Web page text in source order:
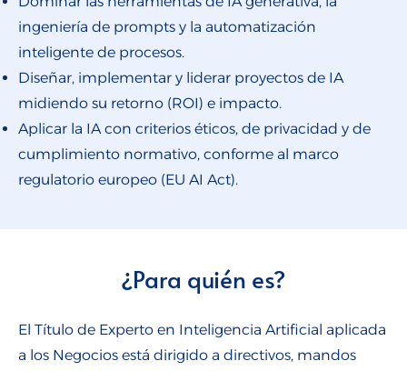
ingeniería de prompts y la automatización
inteligente de procesos.
Diseñar, implementar y liderar proyectos de IA
midiendo su retorno (ROI) e impacto.
Aplicar la IA con criterios éticos, de privacidad y de
cumplimiento normativo, conforme al marco
regulatorio europeo (EU AI Act).
¿Para quién es?
El Título de Experto en Inteligencia Artificial aplicada
a los Negocios está dirigido a directivos, mandos